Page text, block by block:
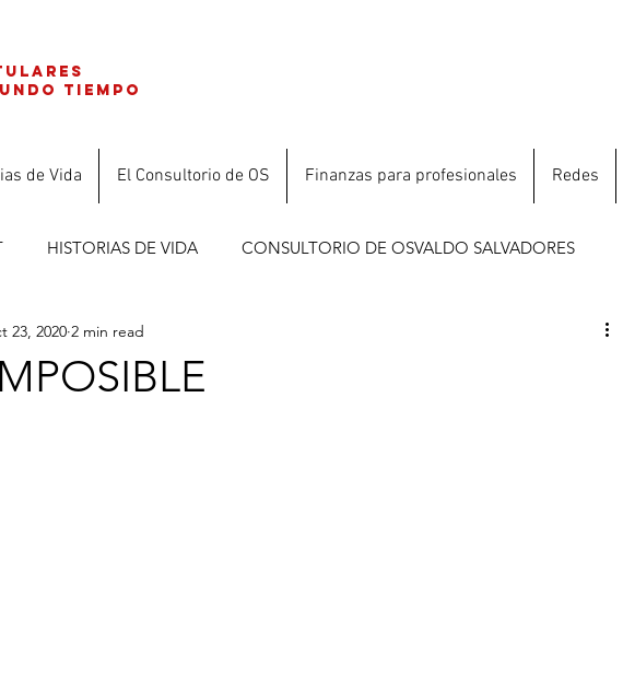
tiempo
de Vida El Consultorio de OS Finanzas para profesionales Redes
HISTORIAS DE VIDA CONSULTORIO DE OSVALDO SALVADORES
23, 2020 2 min read